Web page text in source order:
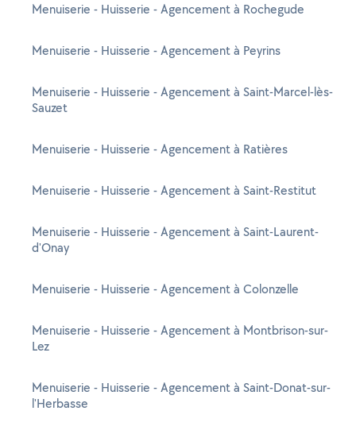
Menuiserie - Huisserie - Agencement à Rochegude
Menuiserie - Huisserie - Agencement à Peyrins
Menuiserie - Huisserie - Agencement à Saint-Marcel-lès-
Sauzet
Menuiserie - Huisserie - Agencement à Ratières
Menuiserie - Huisserie - Agencement à Saint-Restitut
Menuiserie - Huisserie - Agencement à Saint-Laurent-
d'Onay
Menuiserie - Huisserie - Agencement à Colonzelle
Menuiserie - Huisserie - Agencement à Montbrison-sur-
Lez
Menuiserie - Huisserie - Agencement à Saint-Donat-sur-
l'Herbasse